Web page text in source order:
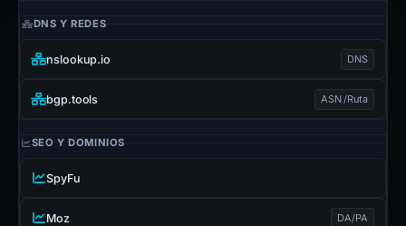
DNS Y REDES
nslookup.io DNS
bgp.tools ASN /Ruta
SEO Y DOMINIOS
SpyFu
Moz DA/PA